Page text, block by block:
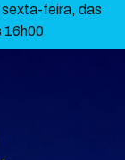
sexta-feira, das
16h00